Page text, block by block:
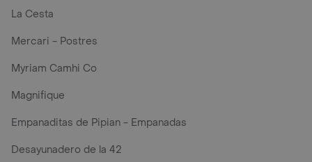
La Cesta
Mercari - Postres
Myriam Camhi Co
Magnifique
Empanaditas de Pipian - Empanadas
Desayunadero de la 42